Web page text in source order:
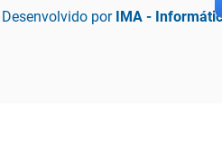
Desenvolvido por IMA -